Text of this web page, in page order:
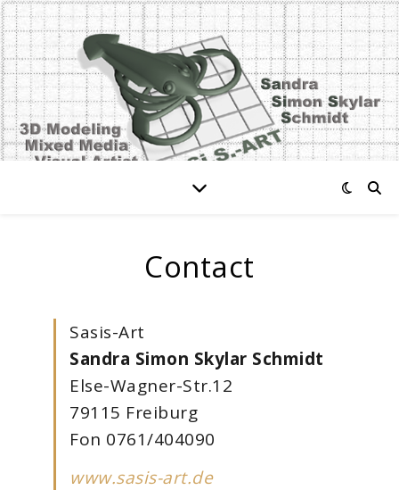
Contact
Sasis-Art
Sandra Simon Skylar Schmidt
Else-Wagner-Str.12
79115 Freiburg
Fon 0761/404090
www.sasis-art.de